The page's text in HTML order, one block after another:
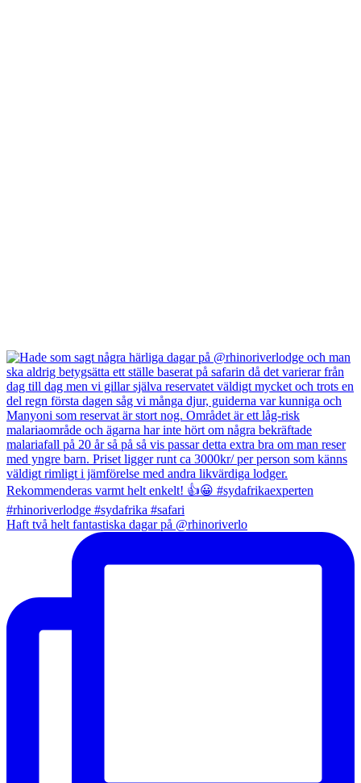
Haft två helt fantastiska dagar på @rhinoriverlo